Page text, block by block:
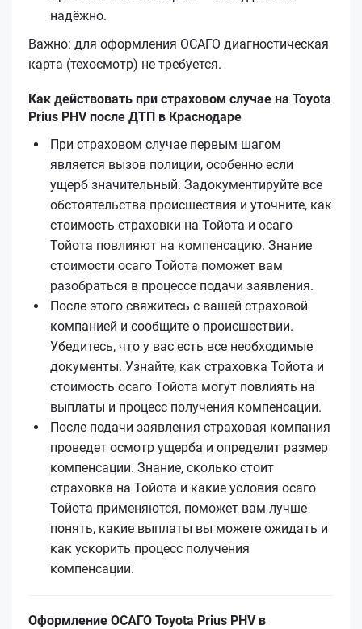
надёжно.
Важно: для оформления ОСАГО диагностическая
карта (техосмотр) не требуется.
Как действовать при страховом случае на Toyota
Prius PHV после ДТП в Краснодаре
При страховом случае первым шагом
является вызов полиции, особенно если
ущерб значительный. Задокументируйте все
обстоятельства происшествия и уточните, как
стоимость страховки на Тойота и осаго
Тойота повлияют на компенсацию. Знание
стоимости осаго Тойота поможет вам
разобраться в процессе подачи заявления.
После этого свяжитесь с вашей страховой
компанией и сообщите о происшествии.
Убедитесь, что у вас есть все необходимые
документы. Узнайте, как страховка Тойота и
стоимость осаго Тойота могут повлиять на
выплаты и процесс получения компенсации.
После подачи заявления страховая компания
проведет осмотр ущерба и определит размер
компенсации. Знание, сколько стоит
страховка на Тойота и какие условия осаго
Тойота применяются, поможет вам лучше
понять, какие выплаты вы можете ожидать и
как ускорить процесс получения
компенсации.
Оформление ОСАГО Toyota Prius PHV в